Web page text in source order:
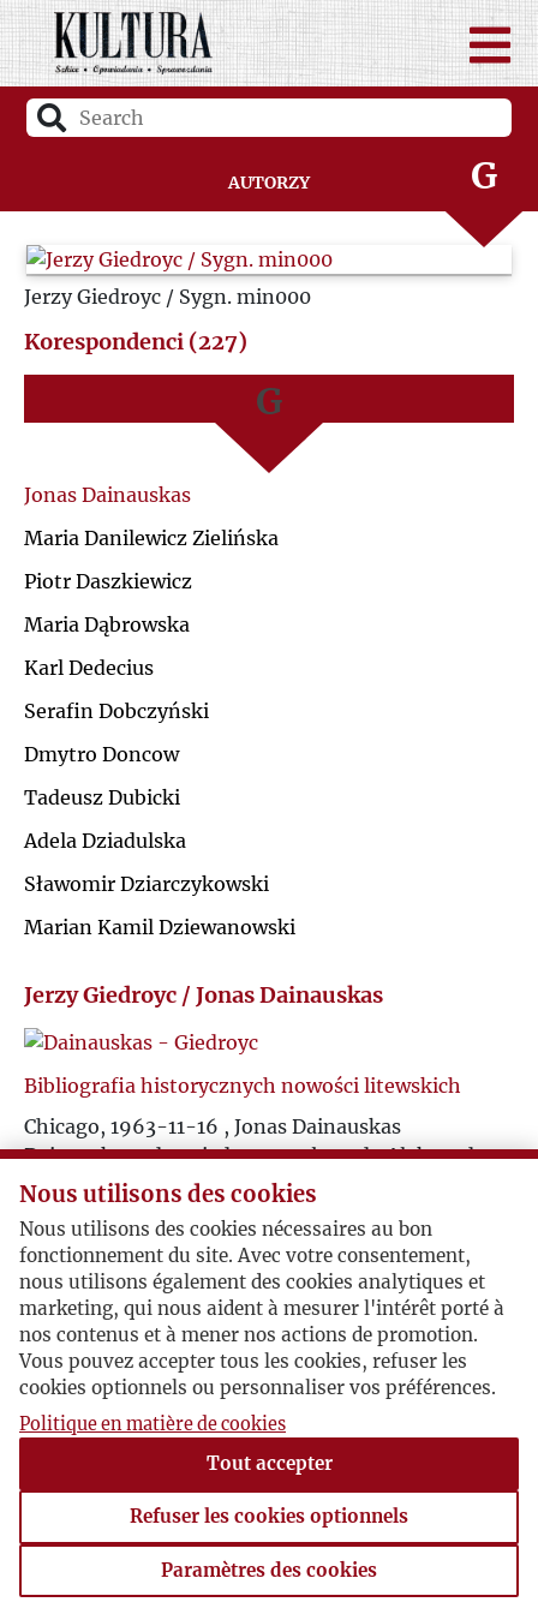
Autorzy
D
F
G
H
J
T
V
W
Z
Ż
Jerzy Giedroyc / Sygn. min000
Korespondenci (227)
A
B
C
D
G
H
I
M
N
O
P
R
S
Ś
T
U
V
W
Z
Jonas Dainauskas
Maria Danilewicz Zielińska
Piotr Daszkiewicz
Maria Dąbrowska
Karl Dedecius
Serafin Dobczyński
Dmytro Doncow
Tadeusz Dubicki
Adela Dziadulska
Sławomir Dziarczykowski
Marian Kamil Dziewanowski
Jerzy Giedroyc / Jonas Dainauskas
Bibliografia historycznych nowości litewskich
Chicago, 1963-11-16 , Jonas Dainauskas
Dainauskas odpowiada na wysłany do Aleksandrasa
Ružancovasa (Ružaneca) list z prośbą o
opracowanie bibliografii historycznych nowości w
języku litewskim - mimo wyrażonej tu chęci
współpracy, projekt ten nie został sfinalizowany.
Dainauskas prosi o komentarz w sprawie próby
zdemaskowania przez sowieckiego mediewistę
Aleksandra ZiminaSłowa o wyprawie Igorajako
falsyfikatu z XVIII w. (hipoteza Zimina nie została
przyjęta wśród historyków). Pyta też, jakie jest
zdanie Giedroycia w kwestii autentyczności aktu
krewskiego, czyli aktu unii w Krewie z 1385 r.,
precyzującego zobowiązania Władysława Jagiełły
wobec Królewstwa Polskiego przez ślubem z
królową Jadwigą Andegaweńską.
Nous utilisons des cookies
Nous utilisons des cookies nécessaires au bon
fonctionnement du site. Avec votre consentement,
nous utilisons également des cookies analytiques et
marketing, qui nous aident à mesurer l'intérêt porté à
nos contenus et à mener nos actions de promotion.
Vous pouvez accepter tous les cookies, refuser les
cookies optionnels ou personnaliser vos préférences.
Politique en matière de cookies
Tout accepter
Refuser les cookies optionnels
Paramètres des cookies
Paramètres des cookies